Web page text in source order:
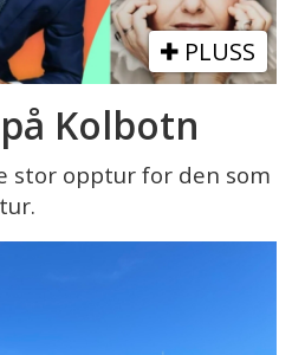
PLUSS
Kolbotn
stor opptur for den som